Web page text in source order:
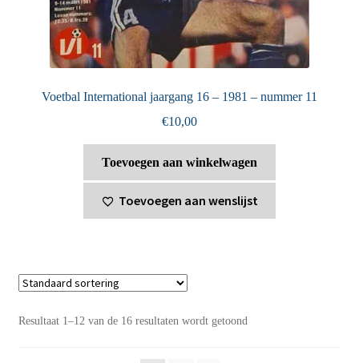
Voetbal International jaargang 16 – 1981 – nummer 11
€10,00
Toevoegen aan winkelwagen
Toevoegen aan wenslijst
Resultaat 1–12 van de 16 resultaten wordt getoond